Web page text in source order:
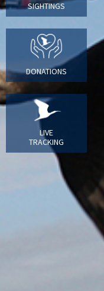
SIGHTINGS
DONATIONS
LIVE
TRACKING